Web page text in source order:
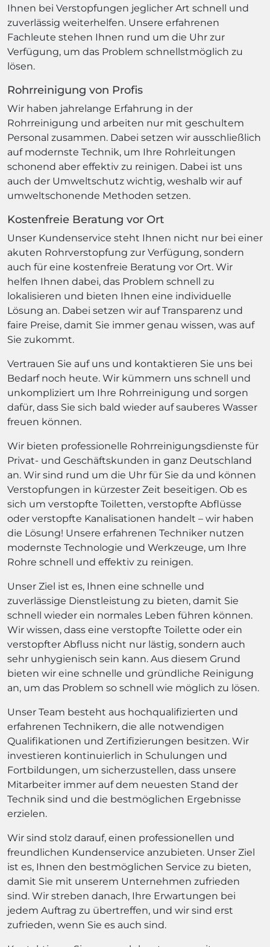
Ihnen bei Verstopfungen jeglicher Art schnell und
zuverlässig weiterhelfen. Unsere erfahrenen
Fachleute stehen Ihnen rund um die Uhr zur
Verfügung, um das Problem schnellstmöglich zu
lösen.
Rohrreinigung von Profis
Wir haben jahrelange Erfahrung in der
Rohrreinigung und arbeiten nur mit geschultem
Personal zusammen. Dabei setzen wir ausschließlich
auf modernste Technik, um Ihre Rohrleitungen
schonend aber effektiv zu reinigen. Dabei ist uns
auch der Umweltschutz wichtig, weshalb wir auf
umweltschonende Methoden setzen.
Kostenfreie Beratung vor Ort
Unser Kundenservice steht Ihnen nicht nur bei einer
akuten Rohrverstopfung zur Verfügung, sondern
auch für eine kostenfreie Beratung vor Ort. Wir
helfen Ihnen dabei, das Problem schnell zu
lokalisieren und bieten Ihnen eine individuelle
Lösung an. Dabei setzen wir auf Transparenz und
faire Preise, damit Sie immer genau wissen, was auf
Sie zukommt.
Vertrauen Sie auf uns und kontaktieren Sie uns bei
Bedarf noch heute. Wir kümmern uns schnell und
unkompliziert um Ihre Rohrreinigung und sorgen
dafür, dass Sie sich bald wieder auf sauberes Wasser
freuen können.
Wir bieten professionelle Rohrreinigungsdienste für
Privat- und Geschäftskunden in ganz Deutschland
an. Wir sind rund um die Uhr für Sie da und können
Verstopfungen in kürzester Zeit beseitigen. Ob es
sich um verstopfte Toiletten, verstopfte Abflüsse
oder verstopfte Kanalisationen handelt – wir haben
die Lösung! Unsere erfahrenen Techniker nutzen
modernste Technologie und Werkzeuge, um Ihre
Rohre schnell und effektiv zu reinigen.
Unser Ziel ist es, Ihnen eine schnelle und
zuverlässige Dienstleistung zu bieten, damit Sie
schnell wieder ein normales Leben führen können.
Wir wissen, dass eine verstopfte Toilette oder ein
verstopfter Abfluss nicht nur lästig, sondern auch
sehr unhygienisch sein kann. Aus diesem Grund
bieten wir eine schnelle und gründliche Reinigung
an, um das Problem so schnell wie möglich zu lösen.
Unser Team besteht aus hochqualifizierten und
erfahrenen Technikern, die alle notwendigen
Qualifikationen und Zertifizierungen besitzen. Wir
investieren kontinuierlich in Schulungen und
Fortbildungen, um sicherzustellen, dass unsere
Mitarbeiter immer auf dem neuesten Stand der
Technik sind und die bestmöglichen Ergebnisse
erzielen.
Wir sind stolz darauf, einen professionellen und
freundlichen Kundenservice anzubieten. Unser Ziel
ist es, Ihnen den bestmöglichen Service zu bieten,
damit Sie mit unserem Unternehmen zufrieden
sind. Wir streben danach, Ihre Erwartungen bei
jedem Auftrag zu übertreffen, und wir sind erst
zufrieden, wenn Sie es auch sind.